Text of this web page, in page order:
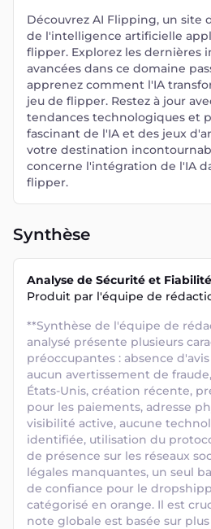
Découvrez AI Flipping, un site
de l'intelligence artificielle
flipper. Explorez les dernières
avancées dans ce domaine
apprenez comment l'IA
jeu de flipper. Restez à jour
tendances technologiques et
fascinant de l'IA et des jeux
votre destination
concerne l'intégration de l'IA
flipper.
Synthèse
Analyse de Sécurité et Fiabilité
Produit par l'équipe de
**Synthèse de l'équipe de
analysé présente plusieurs
préoccupantes : absence
aucun avertissement de
États-Unis, création récente,
pour les paiements, adresse
visibilité active, aucune
identifiée, utilisation du
de présence sur les réseaux
légales manquantes, un seul
de confiance pour le
catégorisé en orange. Il est
note globale est basée sur